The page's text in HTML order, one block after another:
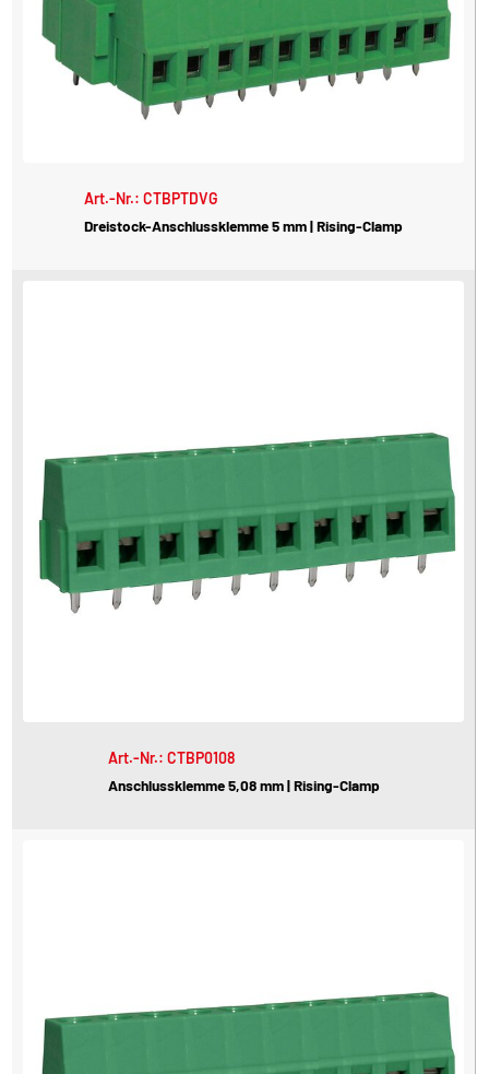
Art.-Nr.: CTBPTDVG
Dreistock-Anschlussklemme 5 mm | Rising-Clamp
Art.-Nr.: CTBP0108
Anschlussklemme 5,08 mm | Rising-Clamp